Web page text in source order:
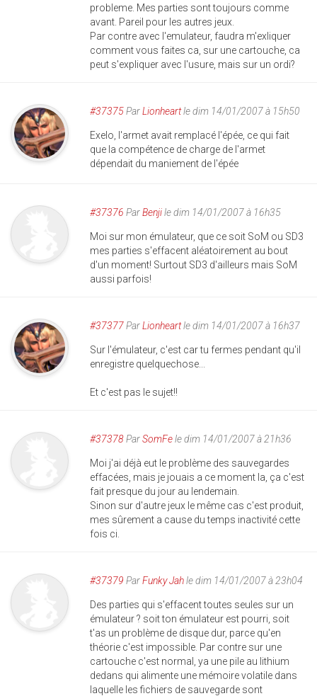
probleme. Mes parties sont toujours comme
avant. Pareil pour les autres jeux.
Par contre avec l'emulateur, faudra m'exliquer
comment vous faites ca, sur une cartouche, ca
peut s'expliquer avec l'usure, mais sur un ordi?
#37375ParLionheartle dim 14/01/2007 à 15h50
Exelo, l'armet avait remplacé l'épée, ce qui fait
que la compétence de charge de l'armet
dépendait du maniement de l'épée
#37376 ParBenjile dim 14/01/2007 à 16h35
Moi sur mon émulateur, que ce soit SoM ou SD3
mes parties s'effacent aléatoirement au bout
d'un moment! Surtout SD3 d'ailleurs mais SoM
aussi parfois!
#37377ParLionheartle dim 14/01/2007 à 16h37
Sur l'émulateur, c'est car tu fermes pendant qu'il
enregistre quelquechose...
Et c'est pas le sujet!!
#37378ParSomFele dim 14/01/2007 à 21h36
Moi j'ai déjà eut le problème des sauvegardes
effacées, mais je jouais a ce moment la, ça c'est
fait presque du jour au lendemain.
Sinon sur d'autre jeux le même cas c'est produit,
mes sûrement a cause du temps inactivité cette
fois ci.
#37379 ParFunky Jahle dim 14/01/2007 à 23h04
Des parties qui s'effacent toutes seules sur un
émulateur ? soit ton émulateur est pourri, soit
t'as un problème de disque dur, parce qu'en
théorie c'est impossible. Par contre sur une
cartouche c'est normal, ya une pile au lithium
dedans qui alimente une mémoire volatile dans
laquelle les fichiers de sauvegarde sont